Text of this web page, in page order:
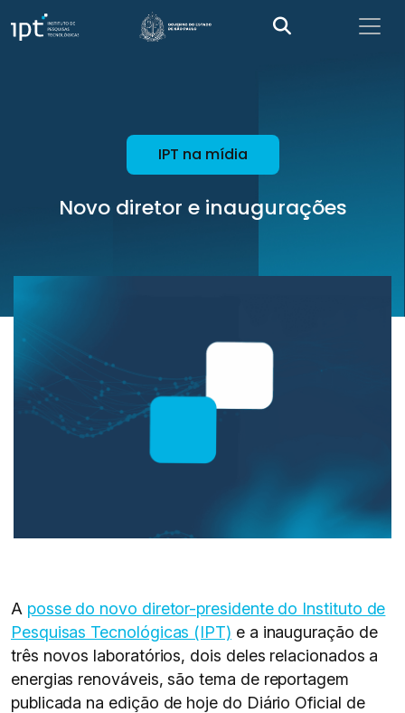
IPT na mídia
Novo diretor e inaugurações
A posse do novo diretor-presidente do Instituto de
Pesquisas Tecnológicas (IPT) e a inauguração de
três novos laboratórios, dois deles relacionados a
energias renováveis, são tema de reportagem
publicada na edição de hoje do Diário Oficial de